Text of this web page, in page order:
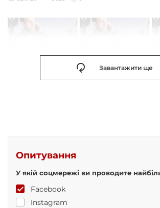
Завантажити ще
Опитування
У якій соцмережі ви проводите
Facebook
Instagram